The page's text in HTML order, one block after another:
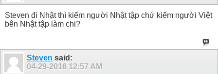
Steven đi Nhật thì kiếm người Nhật tập chứ kiếm người Việt
bên Nhật tập làm chi?
Steven said:
04-29-2016 12:57 AM